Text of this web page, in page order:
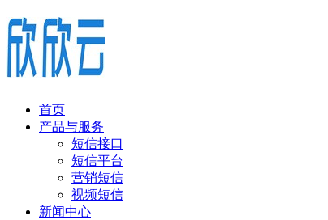
首页
产品与服务
短信接口
短信平台
营销短信
视频短信
新闻中心